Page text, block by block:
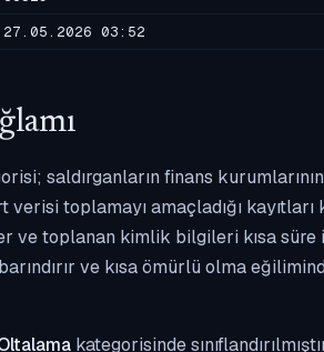
27.05.2026 03:52
saldırganların finans
verisi toplamayı amaçladığı
ve toplanan kimlik bilgileri kısa
ve kısa ömürlü olma
kategorisinde